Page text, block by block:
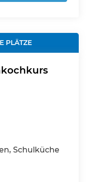
PLÄTZE
Schulküche